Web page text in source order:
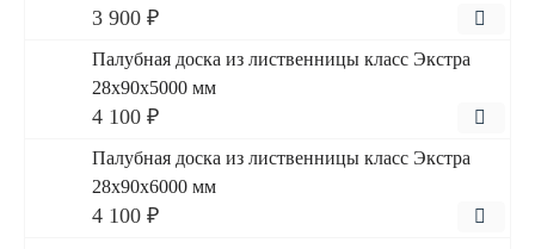
3 900 ₽
Палубная доска из лиственницы класс Экстра
28x90x5000 мм
4 100 ₽
Палубная доска из лиственницы класс Экстра
28x90x6000 мм
4 100 ₽